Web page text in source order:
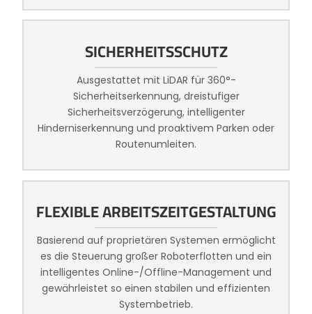
SICHERHEITSSCHUTZ
Ausgestattet mit LiDAR für 360°-
Sicherheitserkennung, dreistufiger
Sicherheitsverzögerung, intelligenter
Hinderniserkennung und proaktivem Parken oder
Routenumleiten.
FLEXIBLE ARBEITSZEITGESTALTUNG
Basierend auf proprietären Systemen ermöglicht
es die Steuerung großer Roboterflotten und ein
intelligentes Online-/Offline-Management und
gewährleistet so einen stabilen und effizienten
Systembetrieb.